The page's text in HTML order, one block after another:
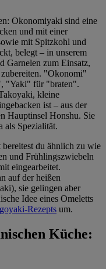
Okonomiyaki sind eine
und mit einer
mit Spitzkohl und
belegt – in unserem
Garnelen zum Einsatz,
zubereiten. "Okonomi"
"Yaki" für "braten".
kleine
ist – aus der
Hauptinsel Honshu. Sie
als Spezialität.
du ähnlich zu wie
und Frühlingszwiebeln
eingearbeitet.
auf der heißen
sie gelingen aber
Idee eines Omeletts
Rezepts um.
Küche: